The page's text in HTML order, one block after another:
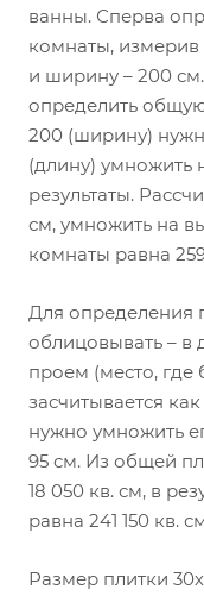
ванны. Сперва
комнаты, измерив
и ширину – 200
определить
200 (ширину)
(длину) умножить
результаты.
см, умножить на
комнаты равна
Для определения
облицовывать – в
проем (место, где
засчитывается
нужно умножить
95 см. Из общей
18 050 кв. см, в
равна 241 150 кв.
Размер плитки